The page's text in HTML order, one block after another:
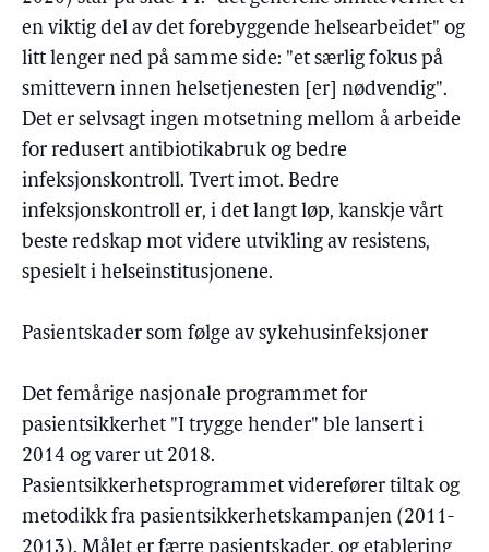
en viktig del av det forebyggende helsearbeidet" og
litt lenger ned på samme side: "et særlig fokus på
smittevern innen helsetjenesten [er] nødvendig".
Det er selvsagt ingen motsetning mellom å arbeide
for redusert antibiotikabruk og bedre
infeksjonskontroll. Tvert imot. Bedre
infeksjonskontroll er, i det langt løp, kanskje vårt
beste redskap mot videre utvikling av resistens,
spesielt i helseinstitusjonene.
Pasientskader som følge av sykehusinfeksjoner
Det femårige nasjonale programmet for
pasientsikkerhet "I trygge hender" ble lansert i
2014 og varer ut 2018.
Pasientsikkerhetsprogrammet viderefører tiltak og
metodikk fra pasientsikkerhetskampanjen (2011-